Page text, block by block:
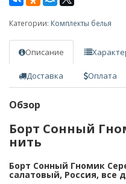
Категории: Комплекты белья
Описание
Доставка Оплата
Обзор
Борт Сонный
нить
Борт Сонный Гномик
салатовый, Россия, все